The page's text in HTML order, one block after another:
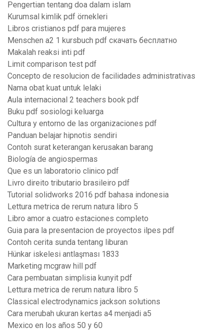
Pengertian tentang doa dalam islam
Kurumsal kimlik pdf örnekleri
Libros cristianos pdf para mujeres
Menschen a2 1 kursbuch pdf скачать бесплатно
Makalah reaksi inti pdf
Limit comparison test pdf
Concepto de resolucion de facilidades administrativas
Nama obat kuat untuk lelaki
Aula internacional 2 teachers book pdf
Buku pdf sosiologi keluarga
Cultura y entorno de las organizaciones pdf
Panduan belajar hipnotis sendiri
Contoh surat keterangan kerusakan barang
Biología de angiospermas
Que es un laboratorio clinico pdf
Livro direito tributario brasileiro pdf
Tutorial solidworks 2016 pdf bahasa indonesia
Lettura metrica de rerum natura libro 5
Libro amor a cuatro estaciones completo
Guia para la presentacion de proyectos ilpes pdf
Contoh cerita sunda tentang liburan
Hünkar iskelesi antlaşması 1833
Marketing mcgraw hill pdf
Cara pembuatan simplisia kunyit pdf
Lettura metrica de rerum natura libro 5
Classical electrodynamics jackson solutions
Cara merubah ukuran kertas a4 menjadi a5
Mexico en los años 50 y 60